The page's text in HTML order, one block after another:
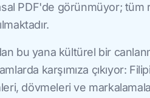
PDF'de görünmüyor; tüm
bu yana kültürel bir
karşımıza çıkıyor:
dövmeleri ve